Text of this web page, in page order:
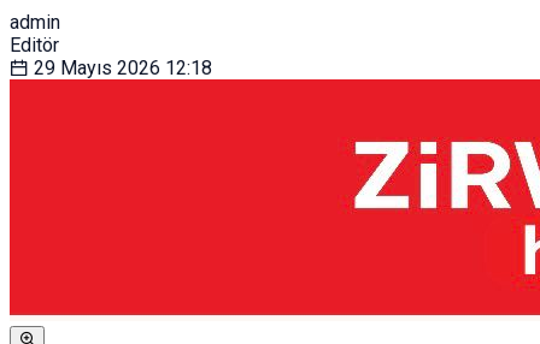
admin
Editör
29 Mayıs 2026 12:18